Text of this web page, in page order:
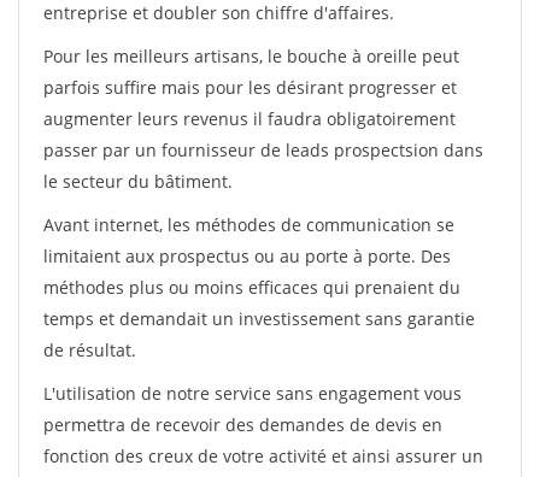
entreprise et doubler son chiffre d'affaires.
Pour les meilleurs artisans, le bouche à oreille peut
parfois suffire mais pour les désirant progresser et
augmenter leurs revenus il faudra obligatoirement
passer par un fournisseur de leads prospectsion dans
le secteur du bâtiment.
Avant internet, les méthodes de communication se
limitaient aux prospectus ou au porte à porte. Des
méthodes plus ou moins efficaces qui prenaient du
temps et demandait un investissement sans garantie
de résultat.
L'utilisation de notre service sans engagement vous
permettra de recevoir des demandes de devis en
fonction des creux de votre activité et ainsi assurer un